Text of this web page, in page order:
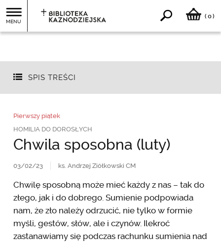
MENU
( 0)
SPIS TREŚCI
Pierwszy piątek
HOMILIA DO DOROSŁYCH
Chwila sposobna (luty)
03/02/23 ks. Andrzej Ziółkowski CM
Chwilę sposobną może mieć każdy z nas – tak do
złego, jak i do dobrego. Sumienie podpowiada
nam, że zło należy odrzucić, nie tylko w formie
myśli, gestów, słów, ale i czynów. Ilekroć
zastanawiamy się podczas rachunku sumienia nad